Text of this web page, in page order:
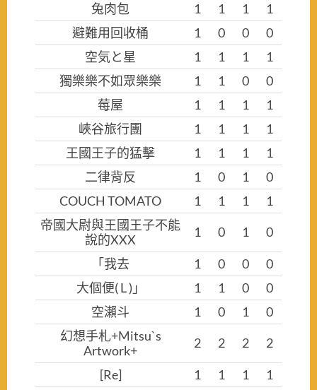
兔肉包
1 1 1
1
避難用回收桶
1 0 0
0
空気と星
1 1 1
1
獨樂樂不如眾樂樂
1 1 0
0
莓屋
1 1 1
1
峽谷旅行團
1 1 1
1
王國王子的猛擊
1 1 1
1
二律背反
1 0 1
0
COUCH TOMATO
1 1 1
1
帝國大尉與王國王子不能
說的XXX
1 0 1 0
「我去 1 0 0
0
大個便( L )」
1 1 0
0
空瀨斗
1 0 1
0
幻想手札+Mitsu`s
Artwork+
2 2 2 2
[Re] 1 1 1
1